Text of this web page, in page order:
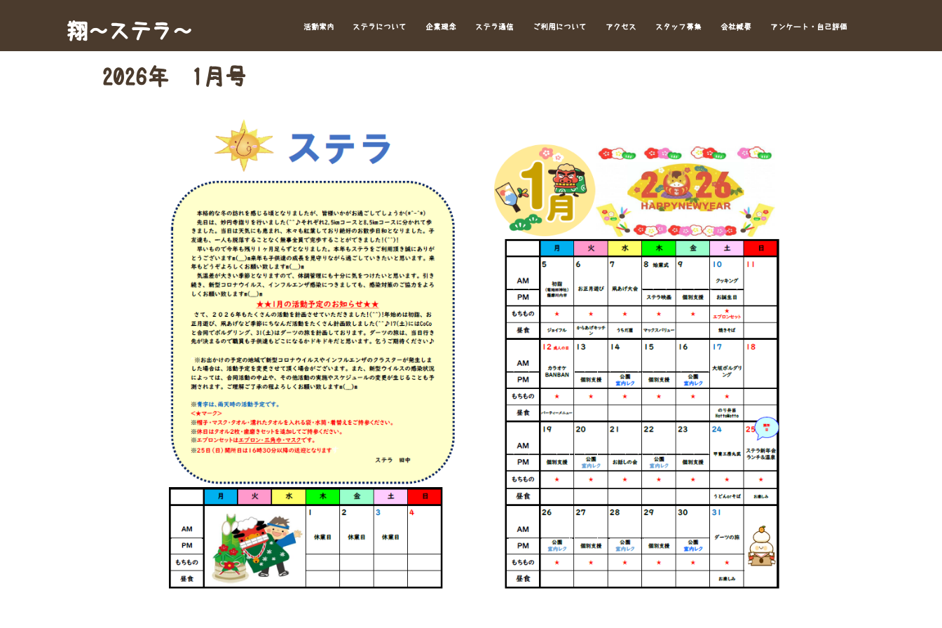
翔～ステラ～ 活動案内 ステラについて 企業理念 ステラ通信 ご利用について アクセス スタッフ募集 会社概要 アンケート・自己評価
2026年 1月号